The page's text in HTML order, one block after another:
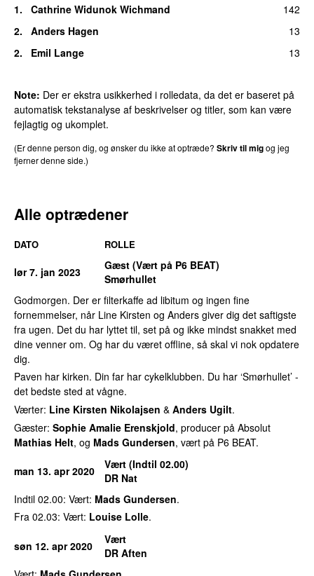
1. Cathrine Widunok Wichmand
142
2.
Anders Hagen
13
2.
Emil Lange 13
Note: Der er ekstra usikkerhed i rolledata, da det er baseret på
automatisk tekstanalyse af beskrivelser og titler, som kan være
fejlagtig og ukomplet.
(Er denne person dig, og ønsker du ikke at optræde? Skriv til migog jeg
fjerner denne side.)
Alle optrædener
DATO ROLLE
lør 7. jan 2023
Gæst (Vært på P6 BEAT)
Smørhullet
Godmorgen. Der er filterkaffe ad libitum og ingen fine
fornemmelser, når Line Kirsten og Anders giver dig det saftigste
fra ugen. Det du har lyttet til, set på og ikke mindst snakket med
dine venner om. Og har du været offline, så skal vi nok opdatere
dig.
Paven har kirken. Din far har cykelklubben. Du har ‘Smørhullet’ -
det bedste sted at vågne.
Værter: Line Kirsten Nikolajsen & Anders Ugilt.
Gæster: Sophie Amalie Erenskjold, producer på Absolut
Mathias Helt, og Mads Gundersen, vært på P6 BEAT.
man 13. apr 2020
Vært (Indtil 02.00)
DR Nat
Indtil 02.00: Vært: Mads Gundersen.
Fra 02.03: Vært: Louise Lolle.
søn 12. apr 2020
Vært
DR Aften